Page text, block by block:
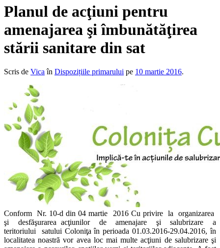
Planul de acţiuni pentru
amenajarea şi îmbunătăţirea
stării sanitare din sat
Scris de Vica în Dispozițiile primarului pe 10 martie 2016.
Conform Nr. 10-d din 04 martie 2016 Cu privire la organizarea
şi desfăşurarea acţiunilor de amenajare şi salubrizare a
teritoriului satului Coloniţa în perioada 01.03.2016-29.04.2016, în
localitatea noastră vor avea loc mai multe acţiuni de salubrizare şi